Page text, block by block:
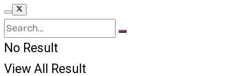
No Result
View All Result